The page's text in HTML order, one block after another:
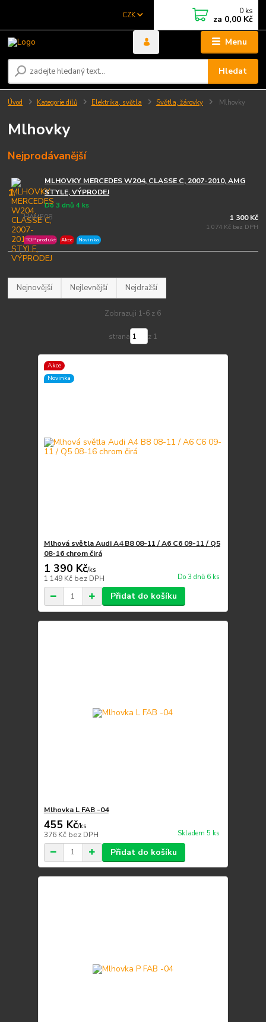
Menu
CZK
Hledat
0 ks
za 0,00 Kč
Úvod Kategorie dílů Elektrika, světla Světla, žárovky Mlhovky
Mlhovky
Nejprodávanější
1.
MLHOVKY MERCEDES W204, CLASSE C, 2007-2010, AMG
STYLE, VÝPRODEJ
HAME08
Do 3 dnů 4 ks
TOP produkt Akce Novinka
1 300 Kč
1 074 Kč bez DPH
Nejnovější Nejlevnější Nejdražší
Zobrazuji 1-6 z 6
strana z 1
Akce
Novinka
Mlhová světla Audi A4 B8 08-11 / A6 C6 09-11 / Q5
08-16 chrom čirá
1 390 Kč/ks
1 149 Kč bez DPH Do 3 dnů 6 ks
Přidat do košíku
Mlhovka L FAB -04
455 Kč/ks
376 Kč bez DPH Skladem 5 ks
Přidat do košíku